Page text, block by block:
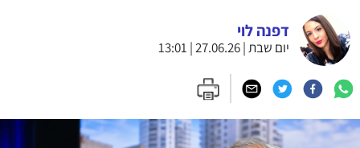
דפנה לוי
יום שבת | 27.06.26 | 13:01